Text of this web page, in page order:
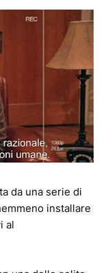
da una serie di
installare
al